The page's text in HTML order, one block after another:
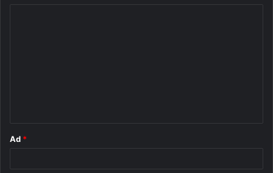
Ad *